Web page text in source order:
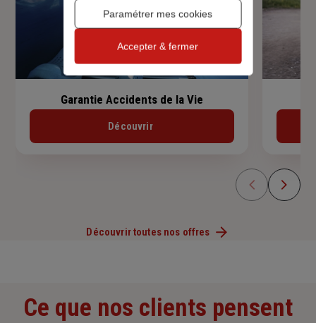
Garantie Accidents de la Vie
Découvrir
Découvrir toutes nos offres
Ce que nos clients pensent
Paramétrer mes cookies
Accepter & fermer